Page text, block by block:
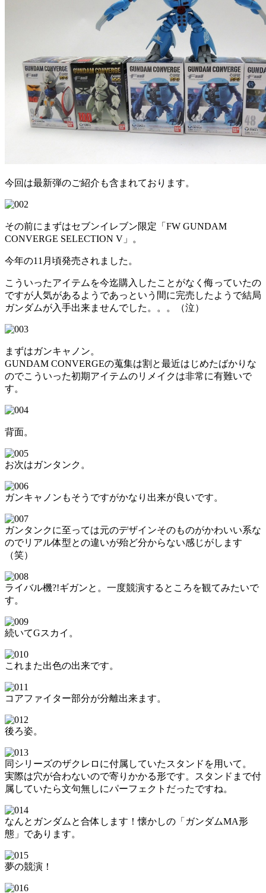
今回は最新弾のご紹介も含まれております。
その前にまずはセブンイレブン限定「FW GUNDAM
CONVERGE SELECTION V」。
今年の11月頃発売されました。
こういったアイテムを今迄購入したことがなく侮っていたの
ですが人気があるようであっという間に完売したようで結局
ガンダムが入手出来ませんでした。。。（泣）
まずはガンキャノン。
GUNDAM CONVERGEの蒐集は割と最近はじめたばかりな
のでこういった初期アイテムのリメイクは非常に有難いで
す。
背面。
お次はガンタンク。
ガンキャノンもそうですがかなり出来が良いです。
ガンタンクに至っては元のデザインそのものがかわいい系な
のでリアル体型との違いが殆ど分からない感じがします
（笑）
ライバル機?!ギガンと。一度競演するところを観てみたいで
す。
続いてGスカイ。
これまた出色の出来です。
コアファイター部分が分離出来ます。
後ろ姿。
同シリーズのザクレロに付属していたスタンドを用いて。
実際は穴が合わないので寄りかかる形です。スタンドまで付
属していたら文句無しにパーフェクトだったですね。
なんとガンダムと合体します！懐かしの「ガンダムMA形
態」であります。
夢の競演！